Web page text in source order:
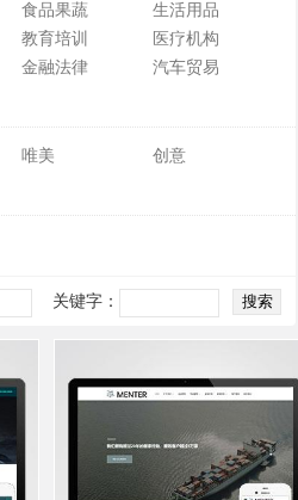
食品果蔬
生活用品
教育培训
医疗机构
金融法律
汽车贸易
唯美
创意
关键字：